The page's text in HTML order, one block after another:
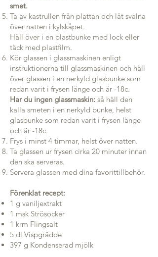
smet.
Ta av kastrullen från plattan och låt svalna
över natten i kylskåpet.
Häll över i en plastbunke med lock eller
täck med plastfilm.
Kör glassen i glassmaskinen enligt
instruktionerna till glassmaskinen och häll
över glassen i en nerkyld glasbunke som
redan varit i frysen länge och är -18c.
Har du ingen glassmaskin: så häll den
kalla smeten i en nerkyld bunke, helst
glasbunke som redan varit i frysen länge
och är -18c.
Frys i minst 4 timmar, helst över natten.
Ta glassen ur frysen cirka 20 minuter innan
den ska serveras.
Servera glassen med dina favorittillbehör.
Förenklat recept:
1 g vaniljextrakt
1 msk Strösocker
1 krm Flingsalt
5 dl Vispgrädde
397 g Kondenserad mjölk